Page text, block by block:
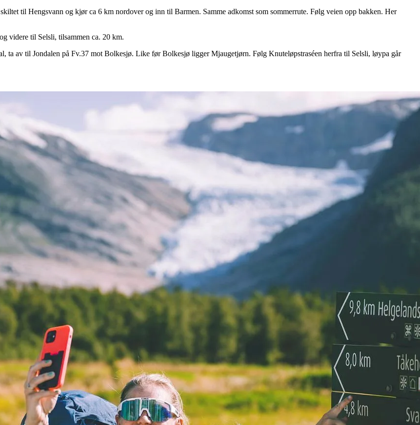
til Hengsvann og kjør ca 6 km nordover og inn til Barmen. Samme adkomst som sommerrute. Følg veien opp bakken. Her
videre til Selsli, tilsammen ca. 20 km.
ta av til Jondalen på Fv.37 mot Bolkesjø. Like før Bolkesjø ligger Mjaugetjørn. Følg Knuteløpstraséen herfra til Selsli, løypa går